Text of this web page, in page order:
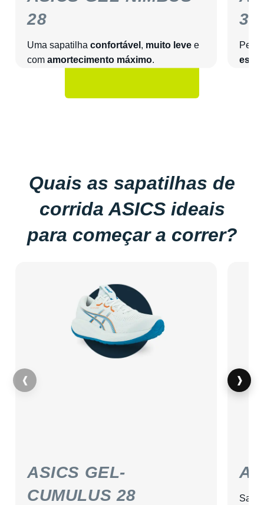
28
Uma sapatilha confortável , muito leve e
com amortecimento máximo.
33
Quais as sapatilhas de
corrida ASICS ideais
para começar a correr?
❰
ASICS GEL-
CUMULUS 28
❱